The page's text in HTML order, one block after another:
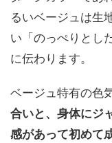
るいベージュは生
い「のっぺりとし
に伝わります。
ベージュ特有の色
合いと、身体にジ
感があって初めて